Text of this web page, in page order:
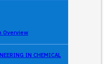
Overview
IN CHEMICAL